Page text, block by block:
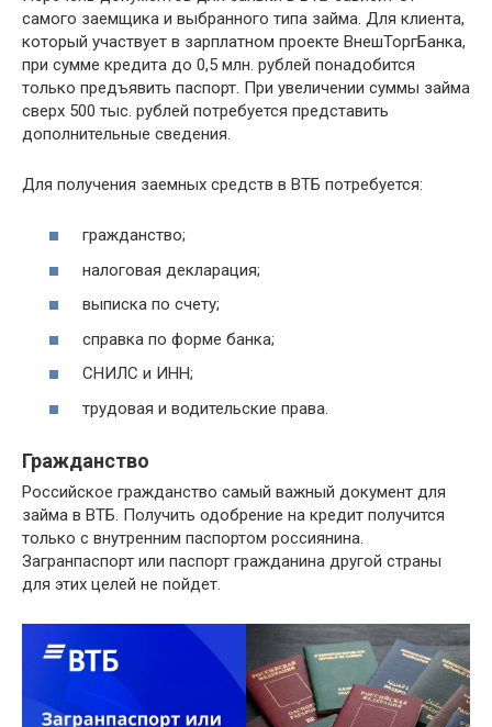
самого заемщика и выбранного типа займа. Для клиента,
который участвует в зарплатном проекте ВнешТоргБанка,
при сумме кредита до 0,5 млн. рублей понадобится
только предъявить паспорт. При увеличении суммы займа
сверх 500 тыс. рублей потребуется представить
дополнительные сведения.
Для получения заемных средств в ВТБ потребуется:
гражданство;
налоговая декларация;
выписка по счету;
справка по форме банка;
СНИЛС и ИНН;
трудовая и водительские права.
Гражданство
Российское гражданство самый важный документ для
займа в ВТБ. Получить одобрение на кредит получится
только с внутренним паспортом россиянина.
Загранпаспорт или паспорт гражданина другой страны
для этих целей не пойдет.